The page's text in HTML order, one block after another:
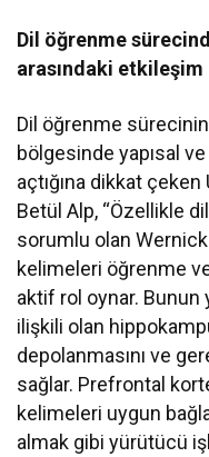
Dil öğrenme
arasındaki etkileşim
Dil öğrenme
bölgesinde yapısal
açtığına dikkat
Betül Alp, “Özellikle
sorumlu olan
kelimeleri öğrenme
aktif rol oynar. Bunun
ilişkili olan
depolanmasını ve
sağlar. Prefrontal
kelimeleri uygun
almak gibi yürütücü